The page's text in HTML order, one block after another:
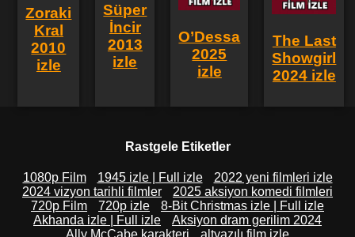
Zoraki
Kral
2010
izle
Süper
İncir
2013
izle
O’Dessa
2025
izle
The Last
Showgirl
2024 izle
Rastgele Etiketler
1080p Film 1945 izle | Full izle
2022 yeni filmleri izle
2024 vizyon tarihli filmler
2025 aksiyon komedi filmleri
720p Film
720p izle
8-Bit Christmas izle | Full izle
Akhanda izle | Full izle
Aksiyon dram gerilim 2024
Ally McCabe karakteri
altyazılı film izle